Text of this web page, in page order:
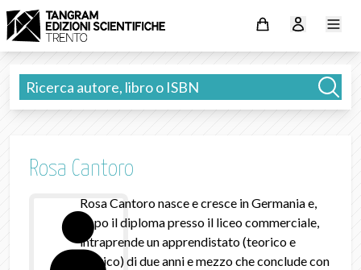
Rosa Cantoro
Rosa Cantoro nasce e cresce in Germania e,
dopo il diploma presso il liceo commerciale,
intraprende un apprendistato (teorico e
pratico) di due anni e mezzo che conclude con